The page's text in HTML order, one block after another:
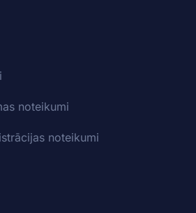
noteikumi
noteikumi